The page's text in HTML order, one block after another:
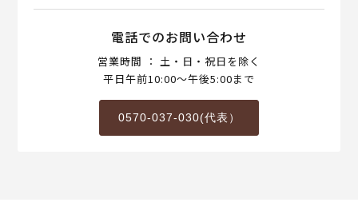
電話でのお問い合わせ
営業時間 ： 土・日・祝日を除く
平日午前10:00～午後5:00まで
0570-037-030(代表）